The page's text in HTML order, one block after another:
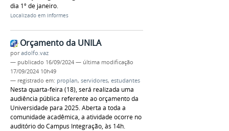
dia 1º de janeiro.
Localizado em Informes
Orçamento da UNILA
poradolfo.vaz
— publicado 16/09/2024 — última modificação
17/09/2024 10h49
— registrado em: proplan, servidores, estudantes
Nesta quarta-feira (18), será realizada uma
audiência pública referente ao orçamento da
Universidade para 2025. Aberta a toda a
comunidade acadêmica, a atividade ocorre no
auditório do Campus Integração, às 14h.